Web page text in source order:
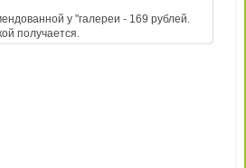
у "галереи - 169 рублей.
получается.